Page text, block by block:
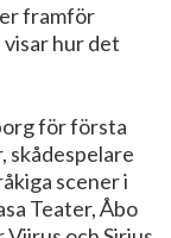
framför
hur det
för första
skådespelare
scener i
Teater, Åbo